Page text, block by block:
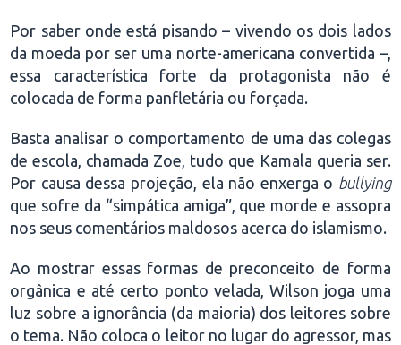
Por saber onde está pisando – vivendo os dois lados
da moeda por ser uma norte-americana convertida –,
essa característica forte da protagonista não é
colocada de forma panfletária ou forçada.
Basta analisar o comportamento de uma das colegas
de escola, chamada Zoe, tudo que Kamala queria ser.
Por causa dessa projeção, ela não enxerga o bullying
que sofre da “simpática amiga”, que morde e assopra
nos seus comentários maldosos acerca do islamismo.
Ao mostrar essas formas de preconceito de forma
orgânica e até certo ponto velada, Wilson joga uma
luz sobre a ignorância (da maioria) dos leitores sobre
o tema. Não coloca o leitor no lugar do agressor, mas